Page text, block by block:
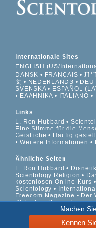
Machen
Kennen
Internationale Sites
ENGLISH (US/
DANSK
FRANÇAIS
文
NEDERLANDS
SVENSKA
ESPAÑOL
ΕΛΛΗΝΙΚA
ITALIANO
Links
L. Ron Hubbard
Eine Stimme für die
Geistliche
Häufig
Weitere Informationen
Ähnliche Seiten
L. Ron Hubbard
Dianetik
Scientology Religion
kostenlosen Online-Kurs
Scientology
Freedom Magazine
Der
Welt ohne Drogenkonsum
for Human Rights